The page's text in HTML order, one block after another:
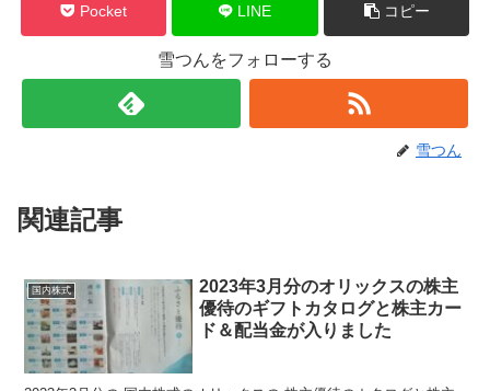
Pocket LINE コピー
雪つんをフォローする
雪つん
関連記事
国内株式
2023年3月分のオリックスの株主
優待のギフトカタログと株主カー
ド＆配当金が入りました